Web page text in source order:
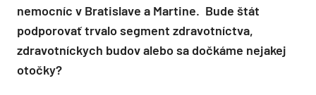
nemocníc v Bratislave a Martine. Bude štát
podporovať trvalo segment zdravotníctva,
zdravotníckych budov alebo sa dočkáme nejakej
otočky?